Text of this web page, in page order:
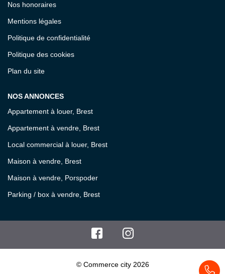
Nos honoraires
Mentions légales
Politique de confidentialité
Politique des cookies
Plan du site
NOS ANNONCES
Appartement à louer, Brest
Appartement à vendre, Brest
Local commercial à louer, Brest
Maison à vendre, Brest
Maison à vendre, Porspoder
Parking / box à vendre, Brest
© Commerce city 2026